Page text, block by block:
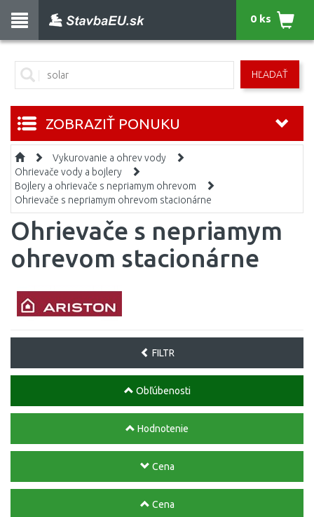
HĽADAŤ
0 ks
ZOBRAZIŤ PONUKU
Vykurovanie a ohrev vody
Ohrievače vody a bojlery
Bojlery a ohrievače s nepriamym ohrevom
Ohrievače s nepriamym ohrevom stacionárne
Ohrievače s nepriamym
ohrevom stacionárne
FILTR
Obľúbenosti
Hodnotenie
Cena
Cena